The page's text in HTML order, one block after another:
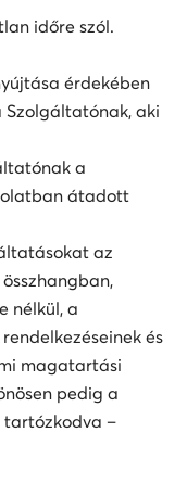
időre szól.
érdekében
Szolgáltatónak, aki
a
átadott
az
nélkül, a
és
magatartási
pedig a
–